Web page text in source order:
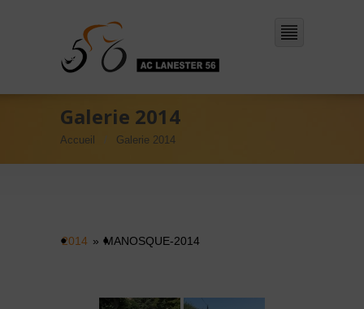
Galerie 2014
Accueil Galerie 2014
2014 » MANOSQUE-2014